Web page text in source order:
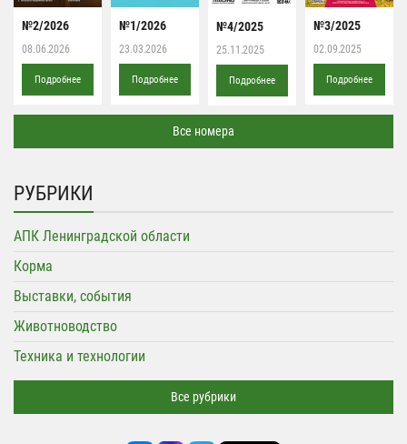
№2/2026
08.06.2026
Подробнее
№1/2026
23.03.2026
Подробнее
№4/2025
25.11.2025
Подробнее
№3/2025
02.09.2025
Подробнее
Все номера
РУБРИКИ
АПК Ленинградской области
Корма
Выставки, события
Животноводство
Техника и технологии
Все рубрики